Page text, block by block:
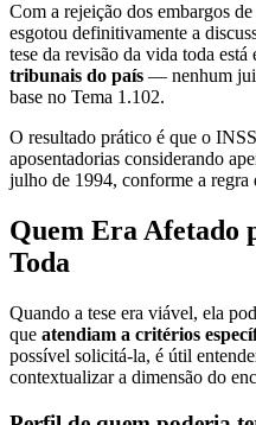
Com a rejeição dos embargos
esgotou definitivamente a
tese da revisão da vida toda está
tribunais do país — nenhum
base no Tema 1.102.
O resultado prático é que o
aposentadorias considerando
julho de 1994, conforme a
Quem Era Afetado
Toda
Quando a tese era viável, ela
que atendiam a critérios
possível solicitá-la, é útil
contextualizar a dimensão do